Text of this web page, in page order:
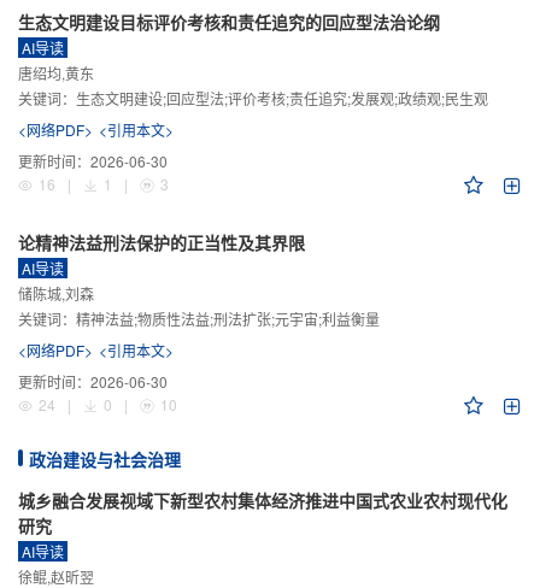
生态文明建设目标评价考核和责任追究的回应型法治论纲
AI导读
唐绍均,黄东
关键词： 生态文明建设;回应型法;评价考核;责任追究;发展观;政绩观;民生观
<网络PDF> <引用本文>
更新时间： 2026-06-30
16
| 1 | 3
论精神法益刑法保护的正当性及其界限
AI导读
储陈城,刘森
关键词： 精神法益;物质性法益;刑法扩张;元宇宙;利益衡量
<网络PDF> <引用本文>
更新时间： 2026-06-30
24
| 0 | 10
政治建设与社会治理
城乡融合发展视域下新型农村集体经济推进中国式农业农村现代化
研究
AI导读
徐鲲,赵昕翌